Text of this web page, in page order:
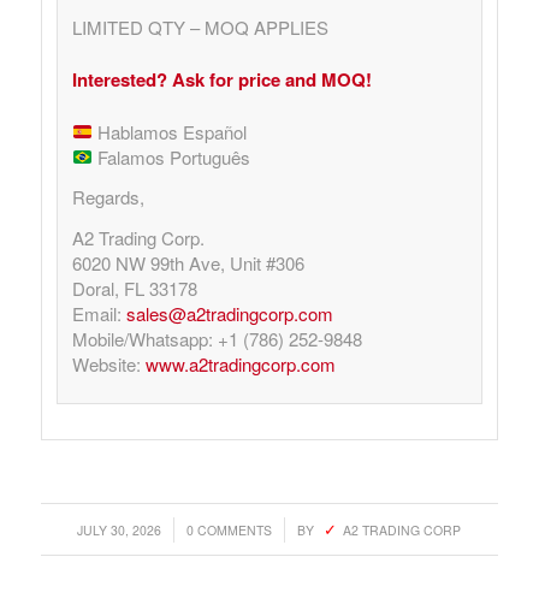
LIMITED QTY – MOQ APPLIES
Interested? Ask for price and MOQ!
Hablamos Español
Falamos Português
Regards,
A2 Trading Corp.
6020 NW 99th Ave, Unit #306
Doral, FL 33178
Email: sales@a2tradingcorp.com
Mobile/Whatsapp: +1 (786) 252-9848
Website: www.a2tradingcorp.com
JULY 30, 2026
/ 0 COMMENTS
/ BY A2 TRADING CORP